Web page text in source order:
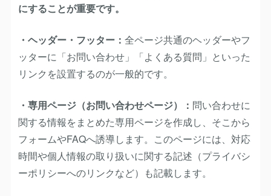
にすることが重要です。
・ヘッダー・フッター： 全ページ共通のヘッダーやフ
ッターに「お問い合わせ」「よくある質問」といった
リンクを設置するのが一般的です。
・専用ページ（お問い合わせページ）： 問い合わせに
関する情報をまとめた専用ページを作成し、そこから
フォームやFAQへ誘導します。このページには、対応
時間や個人情報の取り扱いに関する記述（プライバシ
ーポリシーへのリンクなど）も記載します。